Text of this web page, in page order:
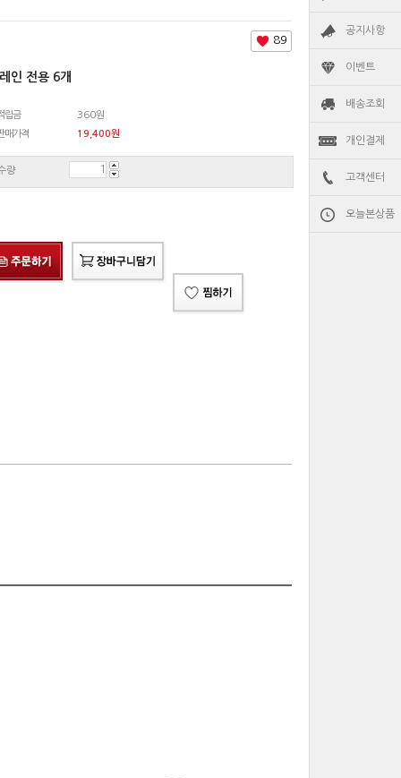
공지사항
이벤트
배송조회
개인결제
고객센터
오늘본상품
89
인 전용 6개
립금
360원
매가격
19,400원
량